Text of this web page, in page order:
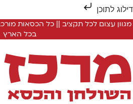
לתוכן
מגוון עצום לכל תקציב || כל הכסאות
בכל הארץ